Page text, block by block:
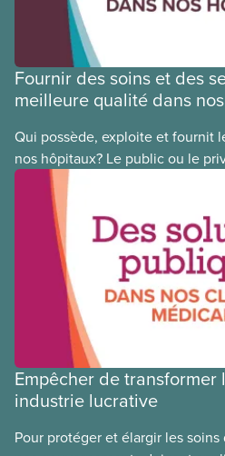
Fournir des soins et des
meilleure qualité dans
Qui possède, exploite et fournit
nos hôpitaux? Le public ou le
une différence. Un hôpital public
en donne plus et est voué à
Empêcher de transformer
industrie lucrative
Pour protéger et élargir les